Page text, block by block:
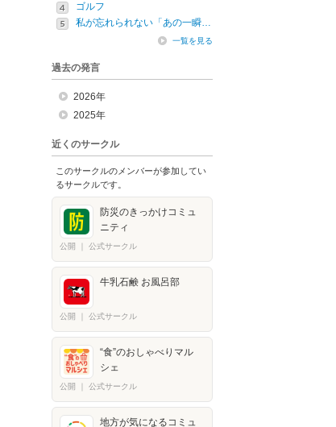
ゴルフ
私が忘れられない「あの一瞬…
一覧を見る
過去の発言
2026年
2025年
近くのサークル
このサークルのメンバーが参加してい
るサークルです。
防災のきっかけコミュ
ニティ
公開 公式サークル
牛乳石鹸 お風呂部
公開 公式サークル
“食”のおしゃべりマル
シェ
公開 公式サークル
地方が気になるコミュ